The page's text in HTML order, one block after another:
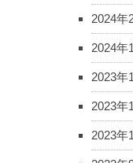
2024年
2024年
2023年
2023年
2023年